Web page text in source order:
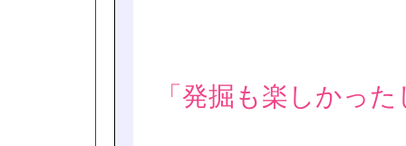
「発掘も楽しかっ